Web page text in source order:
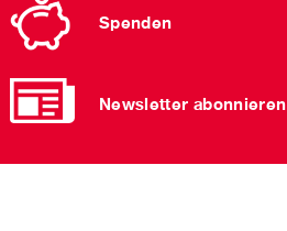
Spenden
Newsletter abonnieren